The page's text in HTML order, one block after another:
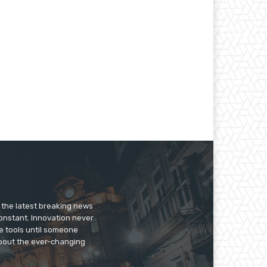
latest breaking news
Innovation never
tools until someone
the ever-changing